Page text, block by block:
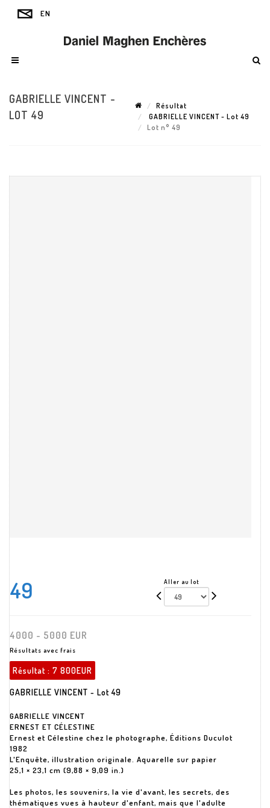
GABRIELLE VINCENT -
LOT 49
Résultat
GABRIELLE VINCENT - Lot 49
Lot n° 49
49 Aller au lot
4000 - 5000 EUR
Résultats avec frais
Résultat : 7 800EUR
GABRIELLE VINCENT - Lot 49
GABRIELLE VINCENT
ERNEST ET CÉLESTINE
Ernest et Célestine chez le photographe, Éditions Duculot
1982
L'Enquête, illustration originale. Aquarelle sur papier
25,1 × 23,1 cm (9,88 × 9,09 in.)
Les photos, les souvenirs, la vie d'avant, les secrets, des
thématiques vues à hauteur d'enfant, mais que l'adulte